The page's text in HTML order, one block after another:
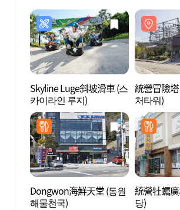
Skyline Luge斜坡滑車 (스
카이라인 루지)
統營冒險
처타워)
Dongwon海鮮天堂 (동원
해물천국)
統營牡蠣
당)